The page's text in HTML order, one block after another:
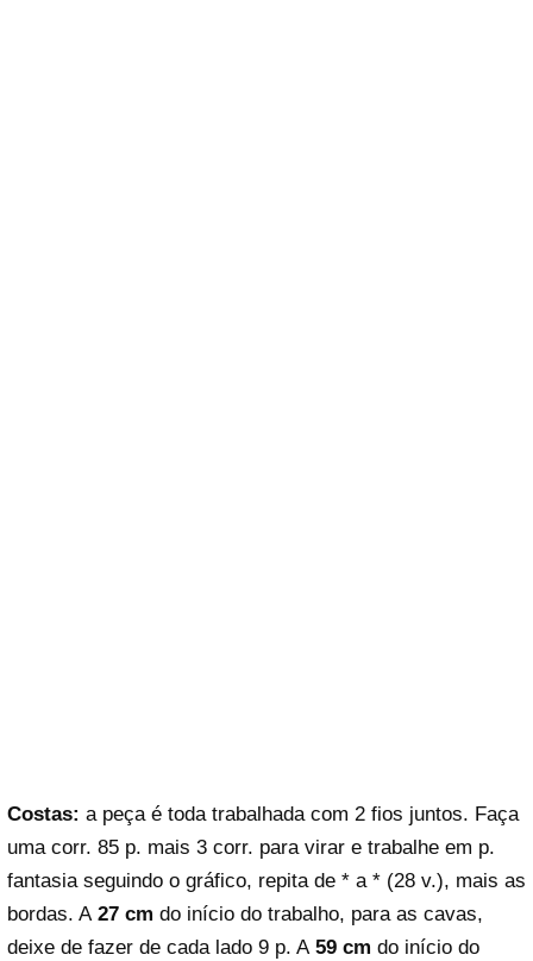
Costas: a peça é toda trabalhada com 2 fios juntos. Faça
uma corr. 85 p. mais 3 corr. para virar e trabalhe em p.
fantasia seguindo o gráfico, repita de * a * (28 v.), mais as
bordas. A27 cm do início do trabalho, para as cavas,
deixe de fazer de cada lado 9 p. A59 cm do início do